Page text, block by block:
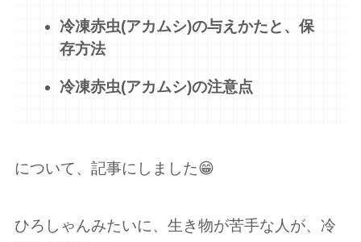
冷凍赤虫(アカムシ)の与えかたと、保
存方法
冷凍赤虫(アカムシ)の注意点
について、記事にしました😁
ひろしゃんみたいに、生き物が苦手な人が、冷